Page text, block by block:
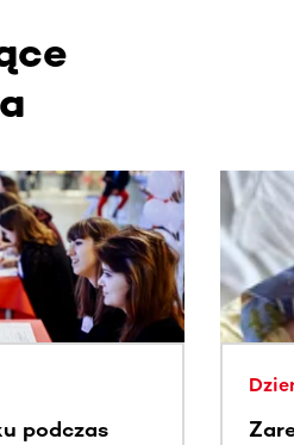
w poziomie. Użyj
podczas